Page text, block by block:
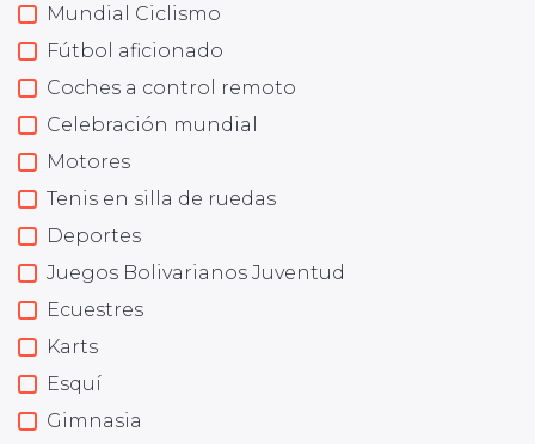
Mundial Ciclismo
Fútbol aficionado
Coches a control remoto
Celebración mundial
Motores
Tenis en silla de ruedas
Deportes
Juegos Bolivarianos Juventud
Ecuestres
Karts
Esquí
Gimnasia